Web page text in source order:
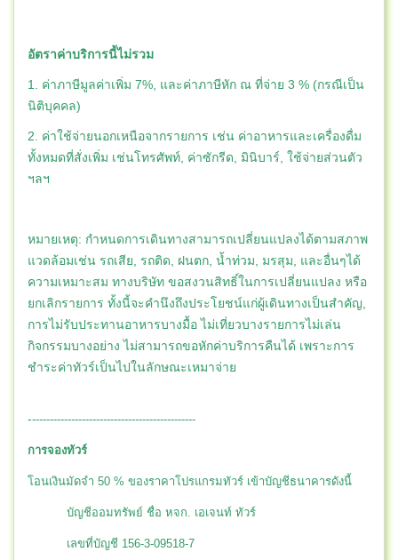
อัตราค่าบริการนี้ไม่รวม
1. ค่าภาษีมูลค่าเพิ่ม 7%, และค่าภาษีหัก ณ ที่จ่าย 3 % (กรณีเป็น
นิติบุคคล)
2. ค่าใช้จ่ายนอกเหนือจากรายการ เช่น ค่าอาหารและเครื่องดื่ม
ทั้งหมดที่สั่งเพิ่ม เช่นโทรศัพท์, ค่าซักรีด, มินิบาร์, ใช้จ่ายส่วนตัว
ฯลฯ
หมายเหตุ: กำหนดการเดินทางสามารถเปลี่ยนแปลงได้ตามสภาพ
แวดล้อมเช่น รถเสีย, รถติด, ฝนตก, น้ำท่วม, มรสุม, และอื่นๆได้
ความเหมาะสม ทางบริษัท ขอสงวนสิทธิ์ในการเปลี่ยนแปลง หรือ
ยกเลิกรายการ ทั้งนี้จะคำนึงถึงประโยชน์แก่ผู้เดินทางเป็นสำคัญ,
การไม่รับประทานอาหารบางมื้อ ไม่เที่ยวบางรายการไม่เล่น
กิจกรรมบางอย่าง ไม่สามารถขอหักค่าบริการคืนได้ เพราะการ
ชำระค่าทัวร์เป็นไปในลักษณะเหมาจ่าย
-----------------------------------------------
การจองทัวร์
โอนเงินมัดจำ 50 % ของราคาโปรแกรมทัวร์ เข้าบัญชีธนาคารดังนี้
บัญชีออมทรัพย์ ชื่อ หจก. เอเจนท์ ทัวร์
เลขที่บัญชี 156-3-09518-7